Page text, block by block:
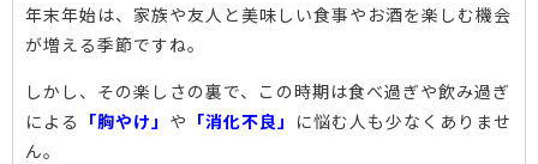
年末年始は、家族や友人と美味しい食事やお酒を楽しむ機会
が増える季節ですね。
しかし、その楽しさの裏で、この時期は食べ過ぎや飲み過ぎ
による 「胸やけ」 や 「消化不良」 に悩む人も少なくありませ
ん。